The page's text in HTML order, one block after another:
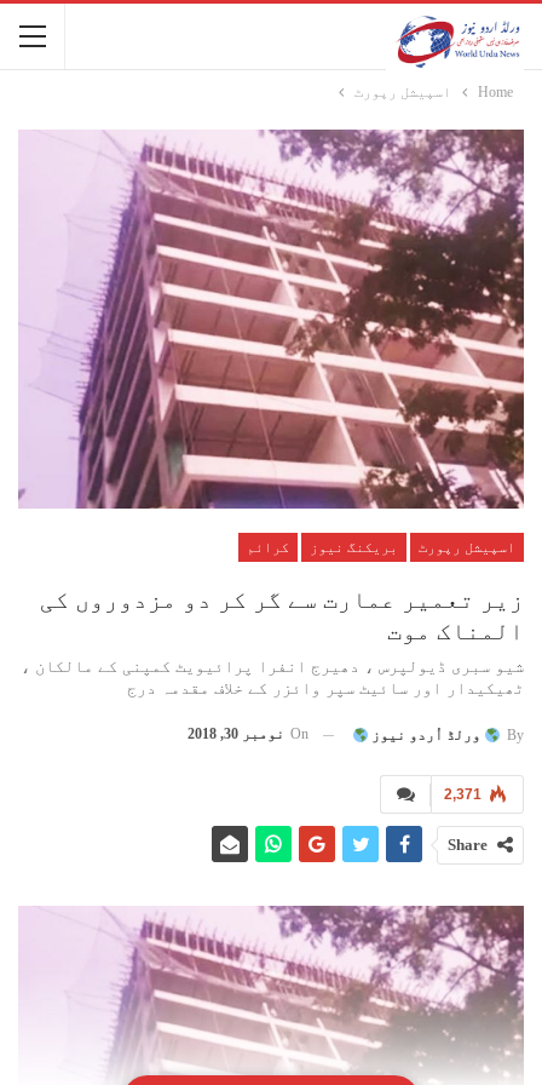
Home اسپیشل رپورٹ
اسپیشل رپورٹ بریکنگ نیوز کرائم
زیر تعمیر عمارت سے گر کر دو مزدوروں کی
المناک موت
شیو سبری ڈیولپرس ، دھیرج انفرا پرائیویٹ کمپنی کے مالکان ،
ٹھیکیدار اور سائیٹ سپر وائزر کے خلاف مقدمہ درج
By ورلڈ اُردو نیوز On نومبر 30, 2018
2,371
Share